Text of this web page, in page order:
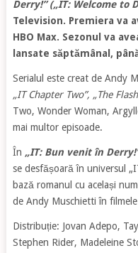
Derry!” („IT: Welcome to
Television. Premiera va
HBO Max. Sezonul va
lansate săptămânal,
Serialul este creat de Andy
„IT Chapter Two”, „The
Two, Wonder Woman,
mai multor episoade.
În „IT: Bun venit în
se desfășoară în universul
bază romanul cu același
de Andy Muschietti în filmele
Distribuție: Jovan Adepo,
Stephen Rider, Madeleine